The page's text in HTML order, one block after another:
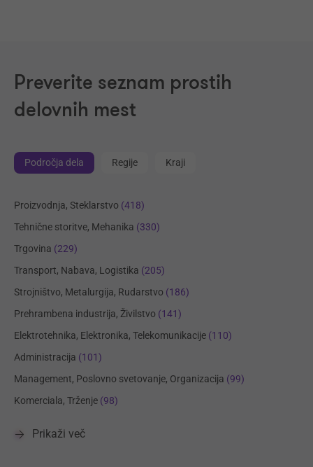
Preverite seznam prostih
delovnih mest
Področja dela Regije Kraji
Proizvodnja, Steklarstvo (418)
Tehnične storitve, Mehanika (330)
Trgovina (229)
Transport, Nabava, Logistika (205)
Strojništvo, Metalurgija, Rudarstvo (186)
Prehrambena industrija, Živilstvo (141)
Elektrotehnika, Elektronika, Telekomunikacije (110)
Administracija (101)
Management, Poslovno svetovanje, Organizacija (99)
Komerciala, Trženje (98)
Prikaži več